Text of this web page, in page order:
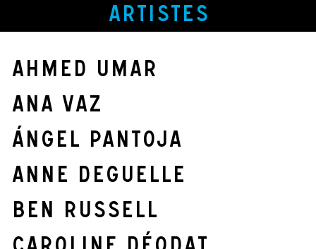
Artistes
Ahmed Umar
Ana Vaz
Ángel Pantoja
Anne Deguelle
Ben Russell